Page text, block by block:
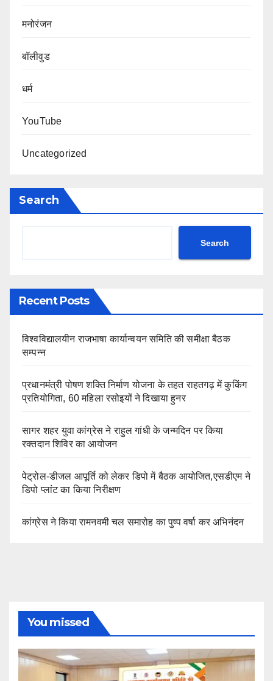
मनोरंजन
बॉलीवुड
धर्म
YouTube
Uncategorized
Search
Search
Recent Posts
विश्वविद्यालयीन राजभाषा कार्यान्वयन समिति की समीक्षा बैठक
सम्पन्न
प्रधानमंत्री पोषण शक्ति निर्माण योजना के तहत राहतगढ़ में कुकिंग
प्रतियोगिता, 60 महिला रसोइयों ने दिखाया हुनर
सागर शहर युवा कांग्रेस ने राहुल गांधी के जन्मदिन पर किया
रक्तदान शिविर का आयोजन
पेट्रोल-डीजल आपूर्ति को लेकर डिपो में बैठक आयोजित,एसडीएम ने
डिपो प्लांट का किया निरीक्षण
कांग्रेस ने किया रामनवमी चल समारोह का पुष्प वर्षा कर अभिनंदन
You missed